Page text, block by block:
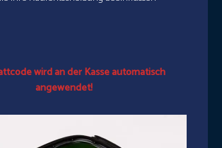
wird an der Kasse automatisch
angewendet!